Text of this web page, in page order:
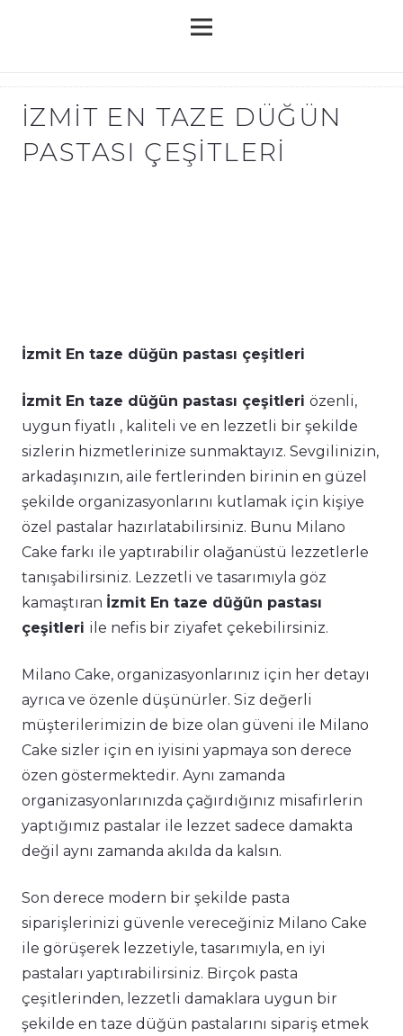
İZMIT EN TAZE DÜĞÜN
PASTASI ÇEŞITLERI
İzmit En taze düğün pastası çeşitleri
İzmit En taze düğün pastası çeşitleri özenli,
uygun fiyatlı , kaliteli ve en lezzetli bir şekilde
sizlerin hizmetlerinize sunmaktayız. Sevgilinizin,
arkadaşınızın, aile fertlerinden birinin en güzel
şekilde organizasyonlarını kutlamak için kişiye
özel pastalar hazırlatabilirsiniz. Bunu Milano
Cake farkı ile yaptırabilir olağanüstü lezzetlerle
tanışabilirsiniz. Lezzetli ve tasarımıyla göz
kamaştıran İzmit En taze düğün pastası
çeşitleri ile nefis bir ziyafet çekebilirsiniz.
Milano Cake, organizasyonlarınız için her detayı
ayrıca ve özenle düşünürler. Siz değerli
müşterilerimizin de bize olan güveni ile Milano
Cake sizler için en iyisini yapmaya son derece
özen göstermektedir. Aynı zamanda
organizasyonlarınızda çağırdığınız misafirlerin
yaptığımız pastalar ile lezzet sadece damakta
değil aynı zamanda akılda da kalsın.
Son derece modern bir şekilde pasta
siparişlerinizi güvenle vereceğiniz Milano Cake
ile görüşerek lezzetiyle, tasarımıyla, en iyi
pastaları yaptırabilirsiniz. Birçok pasta
çeşitlerinden, lezzetli damaklara uygun bir
şekilde en taze düğün pastalarını sipariş etmek